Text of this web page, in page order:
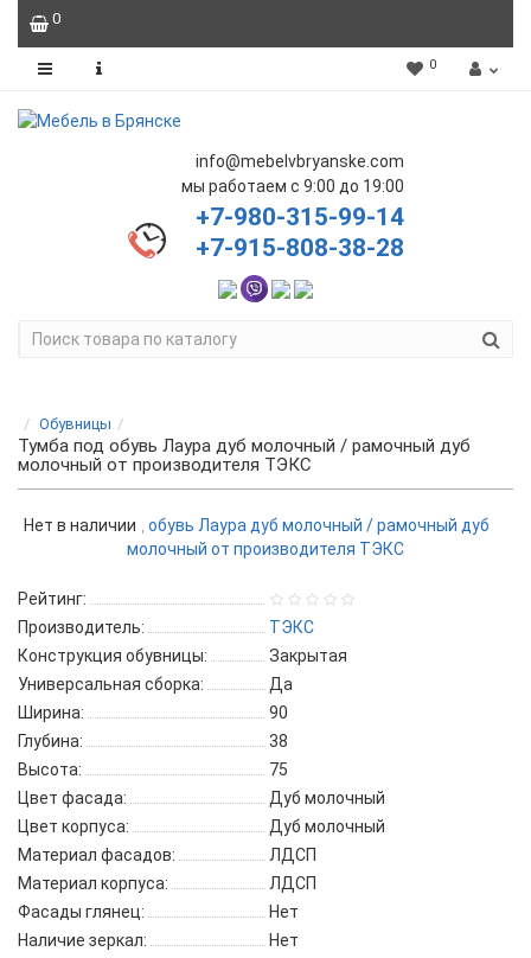
0
0
info@mebelvbryanske.com
мы работаем с 9:00 до 19:00
+7-980-315-99-14
+7-915-808-38-28
Обувницы
Тумба под обувь Лаура дуб молочный / рамочный дуб
молочный от производителя ТЭКС
Нет в наличии
Рейтинг:
Производитель:
ТЭКС
Конструкция обувницы:
Закрытая
Универсальная сборка:
Да
Ширина:
90
Глубина:
38
Высота:
75
Цвет фасада:
Дуб молочный
Цвет корпуса:
Дуб молочный
Материал фасадов:
ЛДСП
Материал корпуса:
ЛДСП
Фасады глянец:
Нет
Наличие зеркал:
Нет